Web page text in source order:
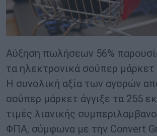
Αύξηση πωλήσεων 56%
τα ηλεκτρονικά σούπερ
H συνολική αξία των αγορών
σούπερ μάρκετ άγγιξε τα 255
τιμές λιανικής
ΦΠΑ, σύμφωνα με την Convert